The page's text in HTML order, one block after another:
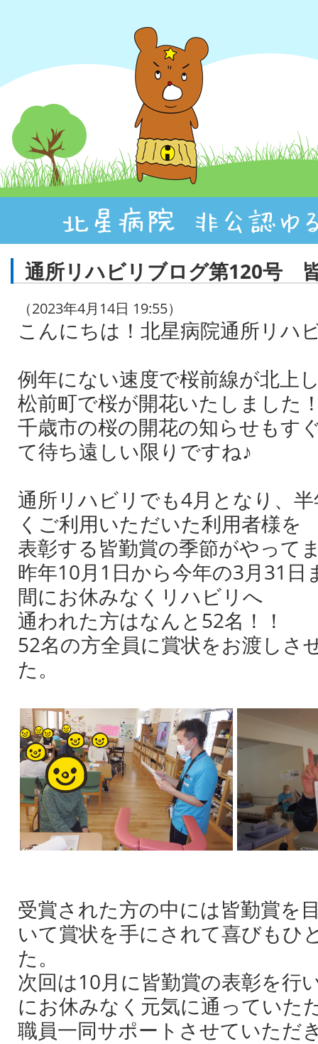
通所リハビリブログ第120号
（2023年4月14日 19:55）
こんにちは！北星病院通所リハ
例年にない速度で桜前線が北上
松前町で桜が開花いたしました
千歳市の桜の開花の知らせもす
て待ち遠しい限りですね♪
通所リハビリでも4月となり、
くご利用いただいた利用者様を
表彰する皆勤賞の季節がやって
昨年10月1日から今年の3月31日
間にお休みなくリハビリへ
通われた方はなんと52名！！
52名の方全員に賞状をお渡しさ
た。
受賞された方の中には皆勤賞を
いて賞状を手にされて喜びもひ
た。
次回は10月に皆勤賞の表彰を行
にお休みなく元気に通っていた
職員一同サポートさせていただ